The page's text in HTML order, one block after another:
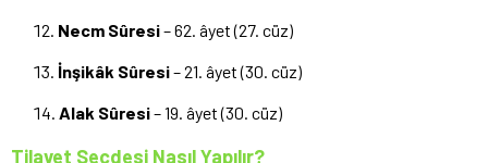
Necm Sûresi– 62. âyet (27. cüz)
İnşikâk Sûresi– 21. âyet (30. cüz)
Alak Sûresi– 19. âyet (30. cüz)
Tilavet Secdesi Nasıl Yapılır?